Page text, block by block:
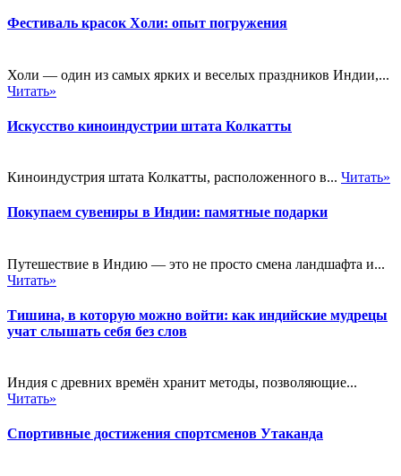
Фестиваль красок Холи: опыт погружения
Холи — один из самых ярких и веселых праздников Индии,...
Читать»
Искусство киноиндустрии штата Колкатты
Киноиндустрия штата Колкатты, расположенного в... Читать»
Покупаем сувениры в Индии: памятные подарки
Путешествие в Индию — это не просто смена ландшафта и...
Читать»
Тишина, в которую можно войти: как индийские мудрецы
учат слышать себя без слов
Индия с древних времён хранит методы, позволяющие...
Читать»
Спортивные достижения спортсменов Утаканда